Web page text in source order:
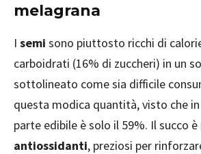
melagrana
I semi sono piuttosto ricchi di
carboidrati (16% di zuccheri) in un
sottolineato come sia difficile
questa modica quantità, visto che
parte edibile è solo il 59%. Il succo è
antiossidanti, preziosi per